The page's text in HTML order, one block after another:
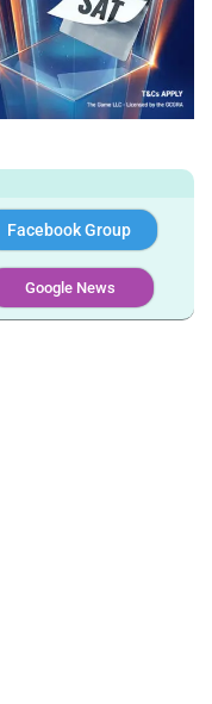
Facebook Group
Google News